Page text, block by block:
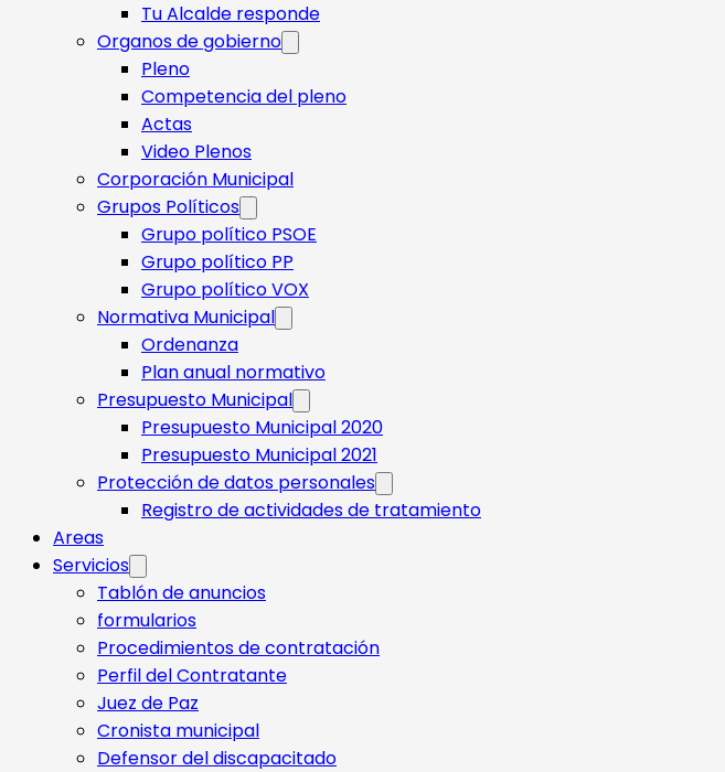
Tu Alcalde responde​
Organos de gobierno
Pleno
Competencia del pleno
Actas
Video Plenos
Corporación Municipal
Grupos Políticos
Grupo político PSOE
Grupo político PP
Grupo político VOX
Normativa Municipal
Ordenanza
Plan anual normativo
Presupuesto Municipal
Presupuesto Municipal 2020
Presupuesto Municipal 2021
Protección de datos personales
Registro de actividades de tratamiento
Areas
Servicios
Tablón de anuncios
formularios
Procedimientos de contratación
Perfil del Contratante
Juez de Paz
Cronista municipal
Defensor del discapacitado